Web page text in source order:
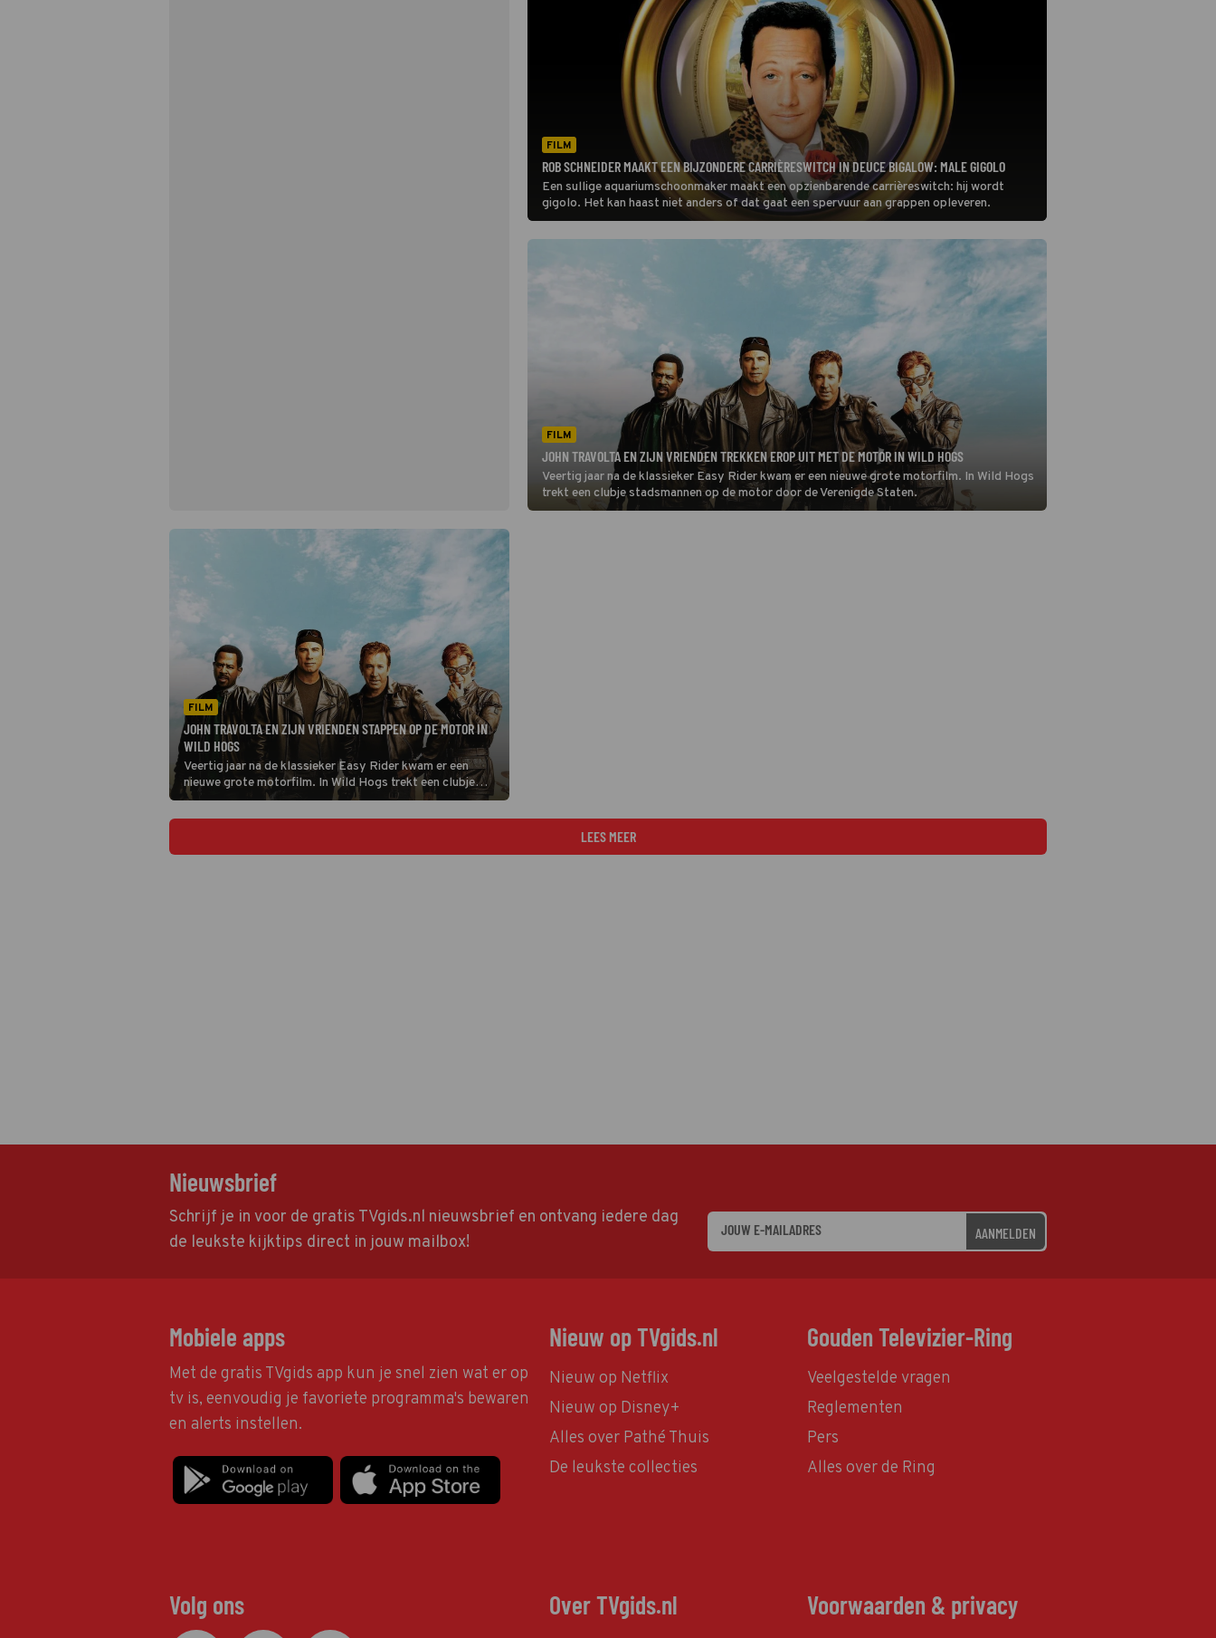
FILM
ROB SCHNEIDER MAAKT EEN BIJZONDERE CARRIÈRESWITCH IN DEUCE BIGALOW: MALE GIGOLO
Een sullige aquariumschoonmaker maakt een opzienbarende carrièreswitch: hij wordt
gigolo. Het kan haast niet anders of dat gaat een spervuur aan grappen opleveren.
FILM
JOHN TRAVOLTA EN ZIJN VRIENDEN TREKKEN EROP UIT MET DE MOTOR IN WILD HOGS
Veertig jaar na de klassieker Easy Rider kwam er een nieuwe grote motorfilm. In Wild Hogs
trekt een clubje stadsmannen op de motor door de Verenigde Staten.
FILM
JOHN TRAVOLTA EN ZIJN VRIENDEN STAPPEN OP DE MOTOR IN
WILD HOGS
Veertig jaar na de klassieker Easy Rider kwam er een
nieuwe grote motorfilm. In Wild Hogs trekt een clubje
stadsmannen op de motor door de Verenigde Staten.
LEES MEER
Nieuwsbrief
Schrijf je in voor de gratis TVgids.nl nieuwsbrief en ontvang iedere dag
de leukste kijktips direct in jouw mailbox!
AANMELDEN
Mobiele apps
Met de gratis TVgids app kun je snel zien wat er op
tv is, eenvoudig je favoriete programma's bewaren
en alerts instellen.
Nieuw op TVgids.nl
Nieuw op Netflix
Nieuw op Disney+
Alles over Pathé Thuis
De leukste collecties
Gouden Televizier-Ring
Veelgestelde vragen
Reglementen
Pers
Alles over de Ring
Volg ons Over TVgids.nl Voorwaarden & privacy